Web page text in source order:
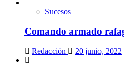
Sucesos
Comando armado
Redacción 20 junio, 2022